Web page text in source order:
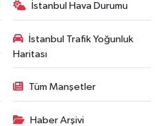
İstanbul Hava Durumu
İstanbul Trafik Yoğunluk
Haritası
Tüm Manşetler
Haber Arşivi